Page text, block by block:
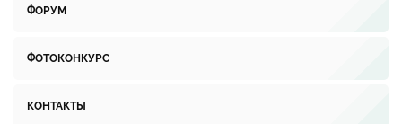
ФОРУМ
ФОТОКОНКУРС
КОНТАКТЫ